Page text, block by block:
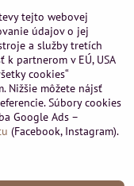
tejto webovej
údajov o jej
a služby tretích
partnerom v EÚ, USA
cookies“
Nižšie môžete nájsť
Súbory cookies
Google Ads –
(Facebook, Instagram).